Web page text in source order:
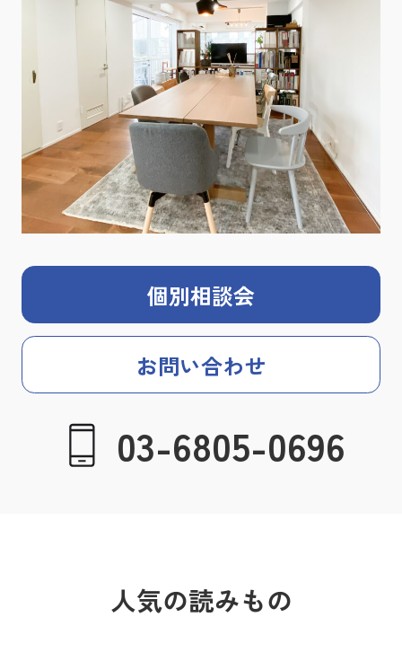
個別相談会
お問い合わせ
03-6805-0696
人気の読みもの